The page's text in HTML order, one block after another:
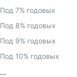
Под 7% годовых
Под 8% годовых
Под 9% годовых
Под 10% годовых